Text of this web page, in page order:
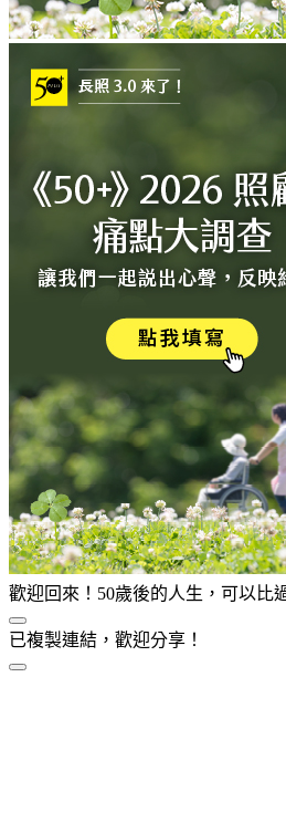
歡迎回來！50歲後的人生，可以比
已複製連結，歡迎分享！